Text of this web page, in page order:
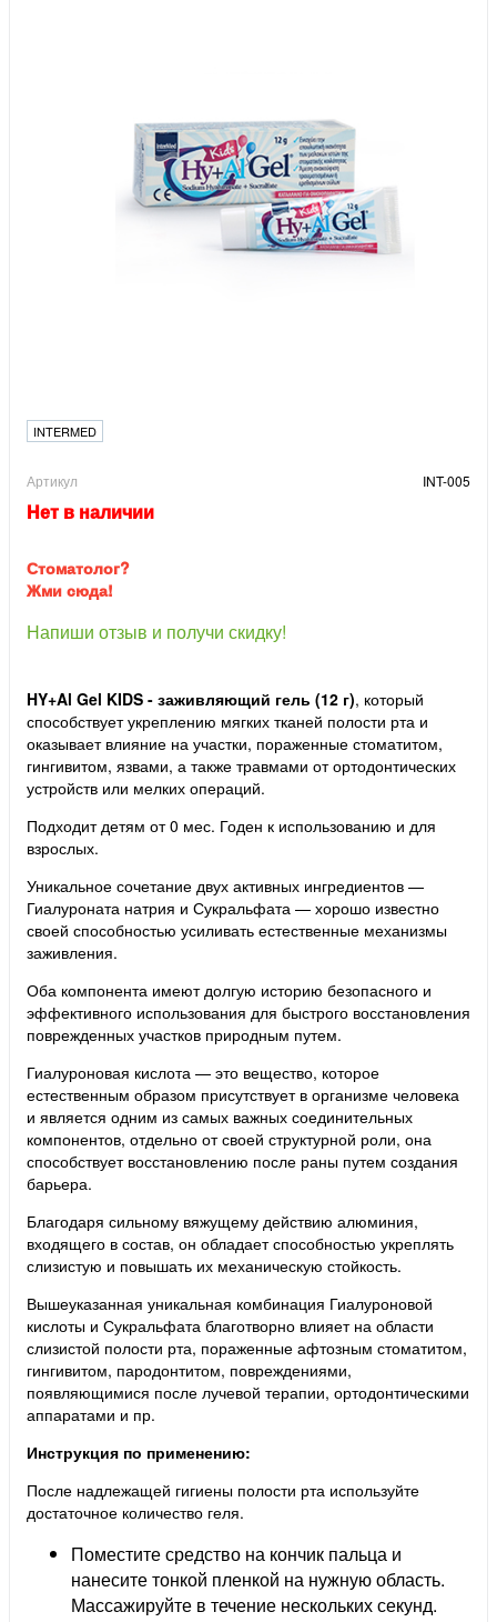
INTERMED
Артикул INT-005
Нет в наличии
Стоматолог?
Жми сюда!
Напиши отзыв и получи скидку!
HY+Al Gel KIDS - заживляющий гель (12 г), который
способствует укреплению мягких тканей полости рта и
оказывает влияние на участки, пораженные стоматитом,
гингивитом, язвами, а также травмами от ортодонтических
устройств или мелких операций.
Подходит детям от 0 мес. Годен к использованию и для
взрослых.
Уникальное сочетание двух активных ингредиентов —
Гиалуроната натрия и Сукральфата — хорошо известно
своей способностью усиливать естественные механизмы
заживления.
Оба компонента имеют долгую историю безопасного и
эффективного использования для быстрого восстановления
поврежденных участков природным путем.
Гиалуроновая кислота — это вещество, которое
естественным образом присутствует в организме человека
и является одним из самых важных соединительных
компонентов, отдельно от своей структурной роли, она
способствует восстановлению после раны путем создания
барьера.
Благодаря сильному вяжущему действию алюминия,
входящего в состав, он обладает способностью укреплять
слизистую и повышать их механическую стойкость.
Вышеуказанная уникальная комбинация Гиалуроновой
кислоты и Сукральфата благотворно влияет на области
слизистой полости рта, пораженные афтозным стоматитом,
гингивитом, пародонтитом, повреждениями,
появляющимися после лучевой терапии, ортодонтическими
аппаратами и пр.
Инструкция по применению:
После надлежащей гигиены полости рта используйте
достаточное количество геля.
Поместите средство на кончик пальца и
нанесите тонкой пленкой на нужную область.
Массажируйте в течение нескольких секунд.